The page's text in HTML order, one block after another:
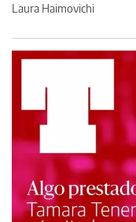
Laura Haimovichi